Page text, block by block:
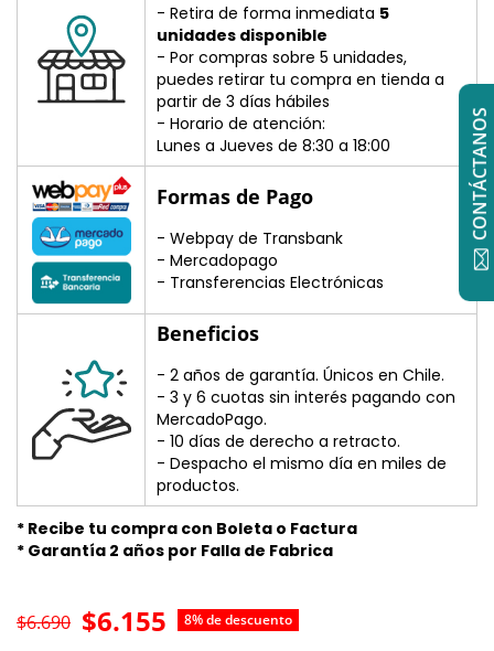
- Retira de forma inmediata 5
unidades disponible
- Por compras sobre 5 unidades,
puedes retirar tu compra en tienda a
partir de 3 días hábiles
- Horario de atención:
Lunes a Jueves de 8:30 a 18:00
Formas de Pago
- Webpay de Transbank
- Mercadopago
- Transferencias Electrónicas
Beneficios
- 2 años de garantía. Únicos en Chile.
- 3 y 6 cuotas sin interés pagando con
MercadoPago.
- 10 días de derecho a retracto.
- Despacho el mismo día en miles de
productos.
* Recibe tu compra con Boleta o Factura
* Garantía 2 años por Falla de Fabrica
$6.155 8% de descuento
$6.690
CONTÁCTANOS